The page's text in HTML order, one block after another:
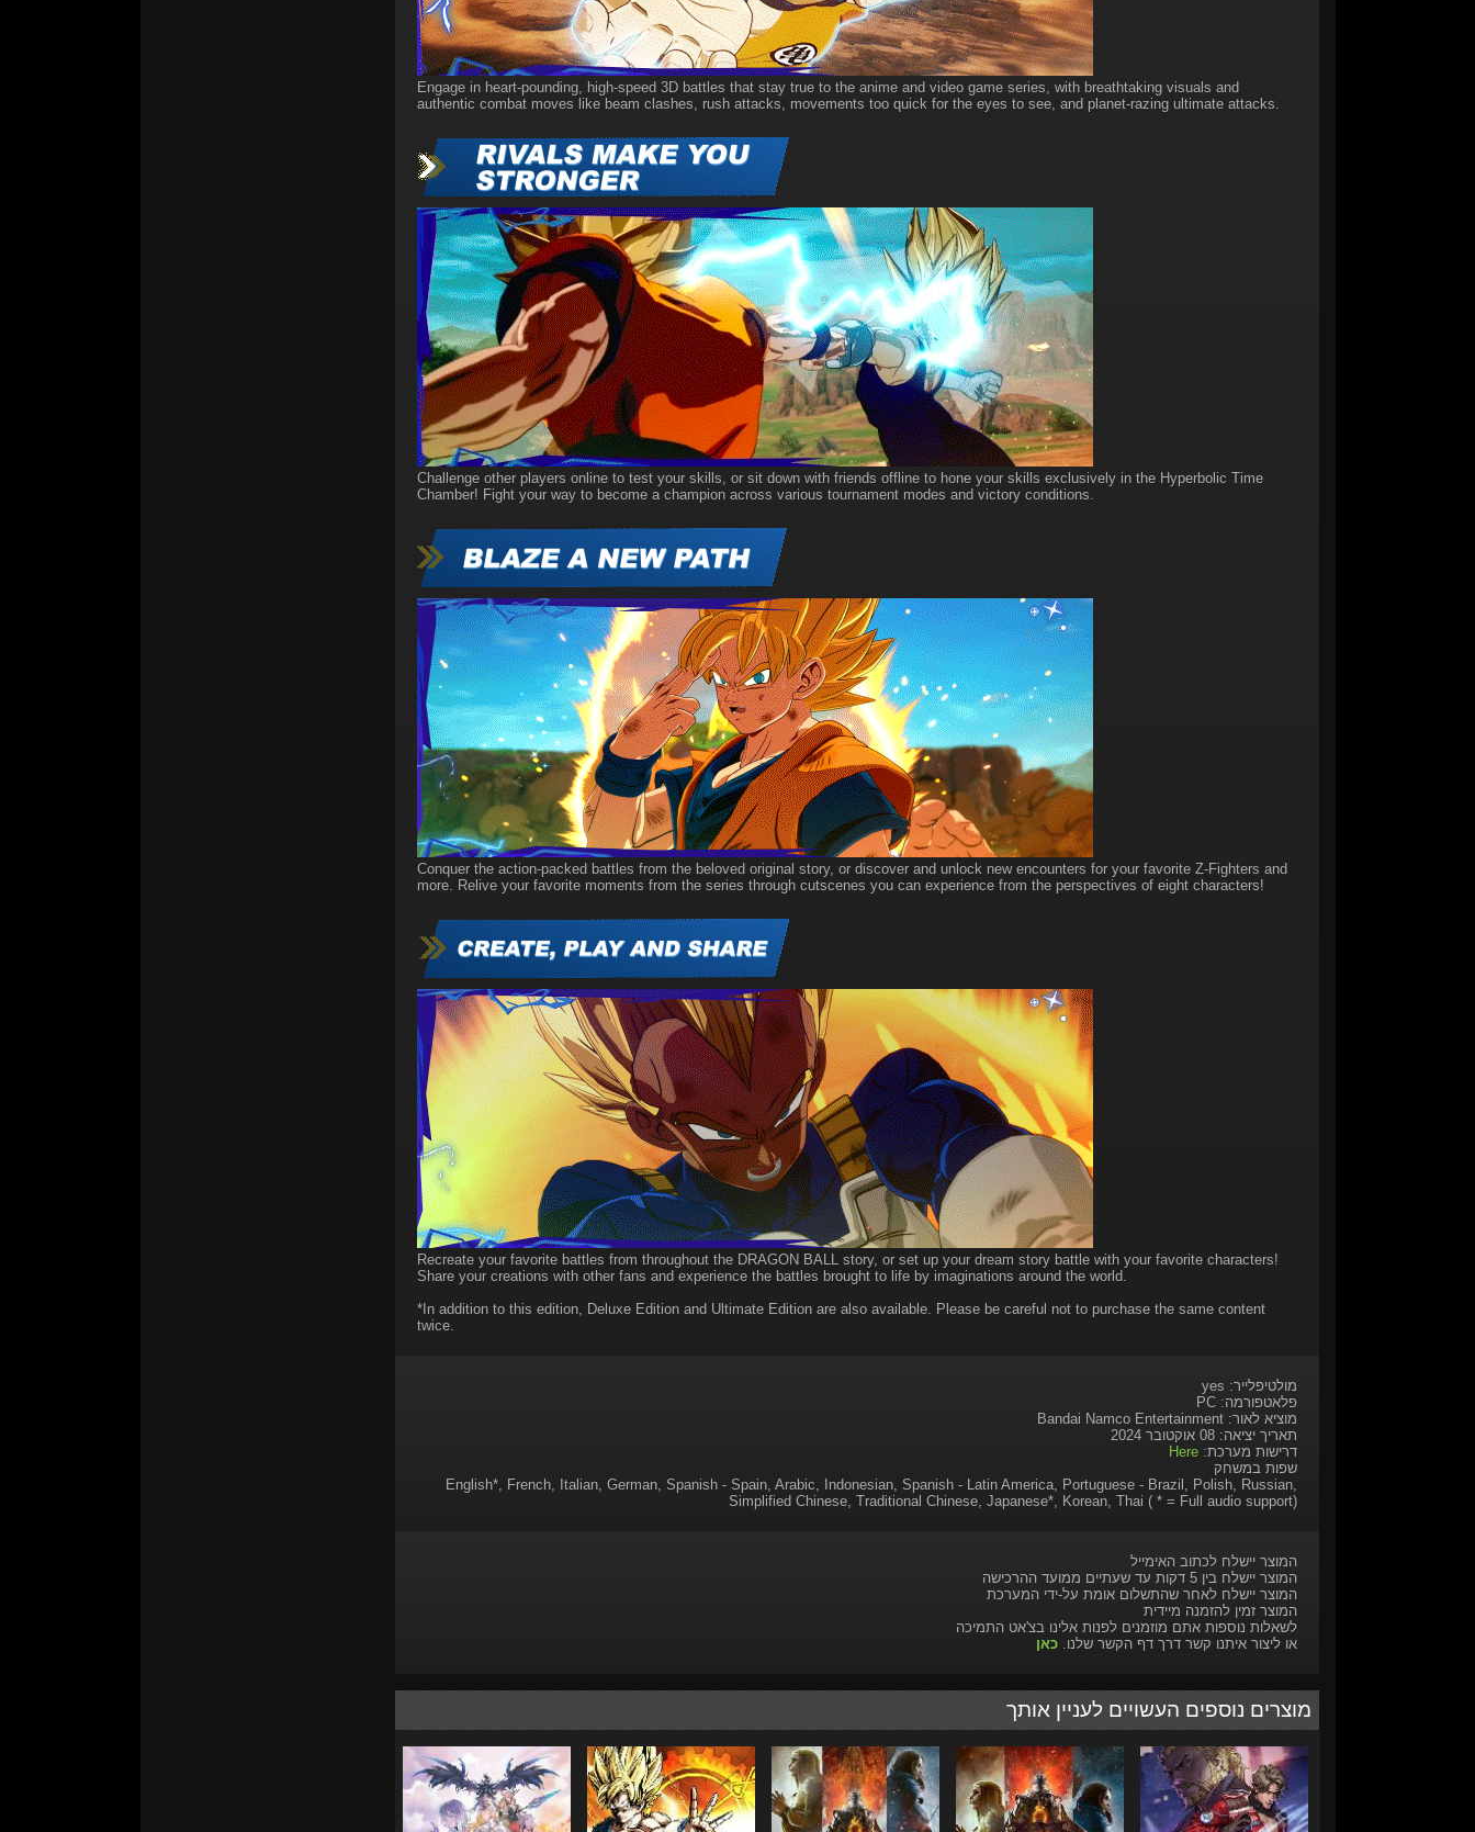
Engage in heart-pounding, high-speed 3D battles that stay true to the anime and video game series, with breathtaking visuals and
authentic combat moves like beam clashes, rush attacks, movements too quick for the eyes to see, and planet-razing ultimate attacks.
Challenge other players online to test your skills, or sit down with friends offline to hone your skills exclusively in the Hyperbolic Time
Chamber! Fight your way to become a champion across various tournament modes and victory conditions.
Conquer the action-packed battles from the beloved original story, or discover and unlock new encounters for your favorite Z-Fighters and
more. Relive your favorite moments from the series through cutscenes you can experience from the perspectives of eight characters!
Recreate your favorite battles from throughout the DRAGON BALL story, or set up your dream story battle with your favorite characters!
Share your creations with other fans and experience the battles brought to life by imaginations around the world.
*In addition to this edition, Deluxe Edition and Ultimate Edition are also available. Please be careful not to purchase the same content
twice.
מולטיפלייר: yes
פלאטפורמה: PC
מוציא לאור: Bandai Namco Entertainment
תאריך יציאה: 08 אוקטובר 2024
דרישות מערכת:Here
שפות במשחק
English*, French, Italian, German, Spanish - Spain, Arabic, Indonesian, Spanish - Latin America, Portuguese - Brazil, Polish, Russian,
Simplified Chinese, Traditional Chinese, Japanese*, Korean, Thai ( * = Full audio support)
המוצר יישלח לכתוב האימייל
המוצר יישלח בין 5 דקות עד שעתיים ממועד ההרכישה
המוצר יישלח לאחר שהתשלום אומת על-ידי המערכת
המוצר זמין להזמנה מיידית
לשאלות נוספות אתם מוזמנים לפנות אלינו בצ'אט התמיכה
או ליצור איתנו קשר דרך דף הקשר שלנו.כאן
מוצרים נוספים העשויים לעניין אותך